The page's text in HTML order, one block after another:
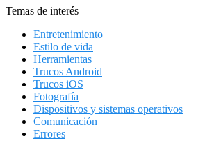
Temas de interés
Entretenimiento
Estilo de vida
Herramientas
Trucos Android
Trucos iOS
Fotografía
Dispositivos y sistemas operativos
Comunicación
Errores